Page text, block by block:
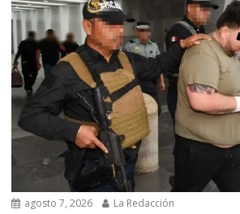
agosto 7, 2026 La Redacción